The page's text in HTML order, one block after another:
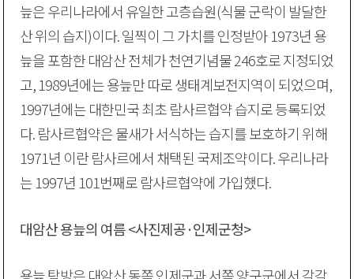
늪은 우리나라에서 유일한 고층습원(식물 군락이 발달한
산 위의 습지)이다. 일찍이 그 가치를 인정받아 1973년 용
늪을 포함한 대암산 전체가 천연기념물 246호로 지정되었
고, 1989년에는 용늪만 따로 생태계보전지역이 되었으며,
1997년에는 대한민국 최초 람사르협약 습지로 등록되었
다. 람사르협약은 물새가 서식하는 습지를 보호하기 위해
1971년 이란 람사르에서 채택된 국제조약이다. 우리나라
는 1997년 101번째로 람사르협약에 가입했다.
대암산 용늪의 여름 <사진제공·인제군청>